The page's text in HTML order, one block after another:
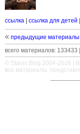
ссылка ссылка для детей
« предыдущие материалы
всего материалов: 133433
© Stanis.Blog 2004-2026 |
все материалы,
———